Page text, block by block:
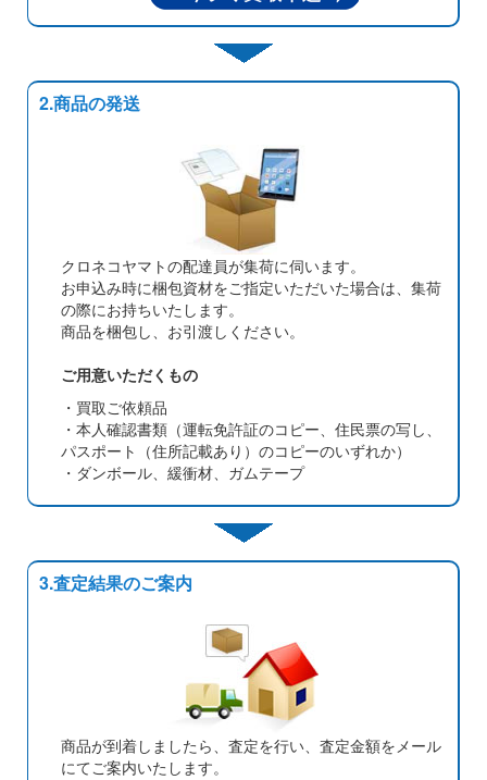
2.商品の発送
クロネコヤマトの配達員が集荷に伺います。
お申込み時に梱包資材をご指定いただいた場合は、集荷
の際にお持ちいたします。
商品を梱包し、お引渡しください。
ご用意いただくもの
・買取ご依頼品
・本人確認書類（運転免許証のコピー、住民票の写し、
パスポート（住所記載あり）のコピーのいずれか）
・ダンボール、緩衝材、ガムテープ
3.査定結果のご案内
商品が到着しましたら、査定を行い、査定金額をメール
にてご案内いたします。